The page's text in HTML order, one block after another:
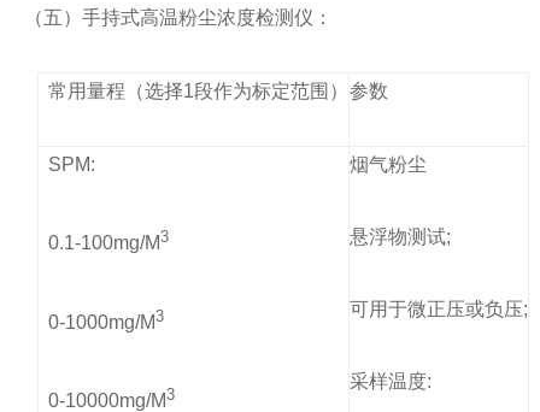
（五）手持式高温粉尘浓度检测仪：
常用量程（选择1段作为标定范围） 参数
SPM:
0.1-100mg/M3
0-1000mg/M3
0-10000mg/M3
烟气粉尘
悬浮物测试;
可用于微正压或负压;
采样温度: